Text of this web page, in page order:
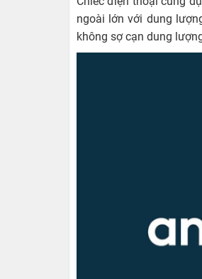
Khay đựng sim kép,
trong một cụm hình
máy ảnh nổi tiếng của
tay một cách nhẹ
nhằm mang lại cảm
Hiệu năng mạnh mẽ
Xiaomi 13 Pro được